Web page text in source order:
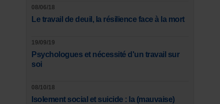
08/06/18
Le travail de deuil, la résilience face à la mort
19/09/19
Psychologues et nécessité d'un travail sur
soi
08/10/18
Isolement social et suicide : la (mauvaise)